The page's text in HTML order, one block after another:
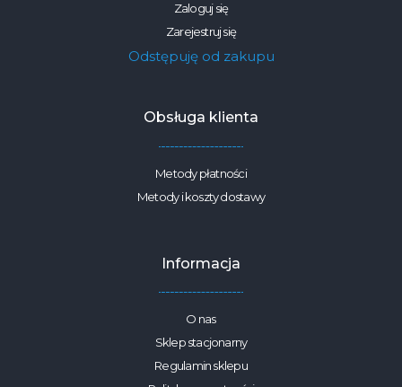
Zaloguj się
Zarejestruj się
Odstępuję od zakupu
Obsługa klienta
Metody płatności
Metody i koszty dostawy
Informacja
O nas
Sklep stacjonarny
Regulamin sklepu